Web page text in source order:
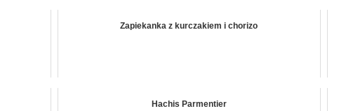
Zapiekanka z kurczakiem i chorizo
Hachis Parmentier